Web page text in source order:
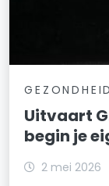
Uitvaart
begin je
2 mei 2026